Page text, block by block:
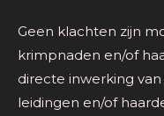
Geen klachten zijn
krimpnaden en/of
directe inwerking
leidingen en/of